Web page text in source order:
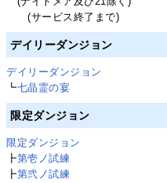
(サービス終了まで)
デイリーダンジョン
デイリーダンジョン
┗七晶霊の宴
限定ダンジョン
限定ダンジョン
┣第壱ノ試練
┣第弐ノ試練